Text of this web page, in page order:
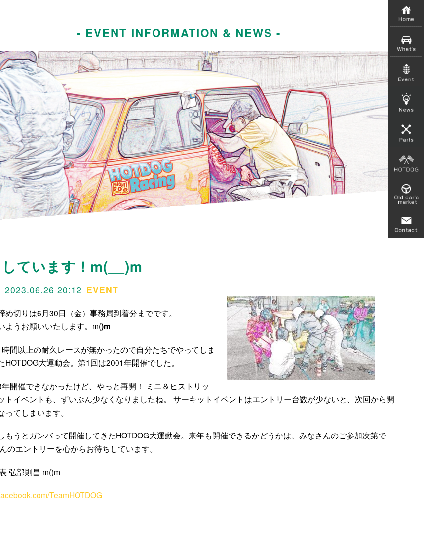
- EVENT INFORMATION & NEWS -
ています！m(__)m
2023.06.26 20:12 EVENT
め切りは6月30日（金）事務局到着分までです。
ようお願いいたします。m()m
間以上の耐久レースが無かったので自分たちでやってしま
HOTDOG大運動会。第1回は2001年開催でした。
開催できなかったけど、やっと再開！ ミニ＆ヒストリッ
トイベントも、ずいぶん少なくなりましたね。 サーキットイベントはエントリー台数が少ないと、次回から開
ってしまいます。
もうとガンバって開催してきたHOTDOG大運動会。来年も開催できるかどうかは、みなさんのご参加次第で
のエントリーを心からお待ちしています。
弘部則昌 m()m
TeamHOTDOG